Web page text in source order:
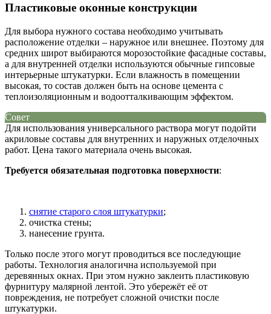
Пластиковые оконные конструкции
Для выбора нужного состава необходимо учитывать
расположение отделки – наружное или внешнее. Поэтому для
средних широт выбираются морозостойкие фасадные составы,
а для внутренней отделки используются обычные гипсовые
интерьерные штукатурки. Если влажность в помещении
высокая, то состав должен быть на основе цемента с
теплоизоляционным и водоотталкивающим эффектом.
Совет
Для использования универсального раствора могут подойти
акриловые составы для внутренних и наружных отделочных
работ. Цена такого материала очень высокая.
Требуется обязательная подготовка поверхности:
снятие старого слоя штукатурки;
очистка стены;
нанесение грунта.
Только после этого могут проводиться все последующие
работы. Технология аналогична используемой при
деревянных окнах. При этом нужно заклеить пластиковую
фурнитуру малярной лентой. Это убережёт её от
повреждения, не потребует сложной очистки после
штукатурки.